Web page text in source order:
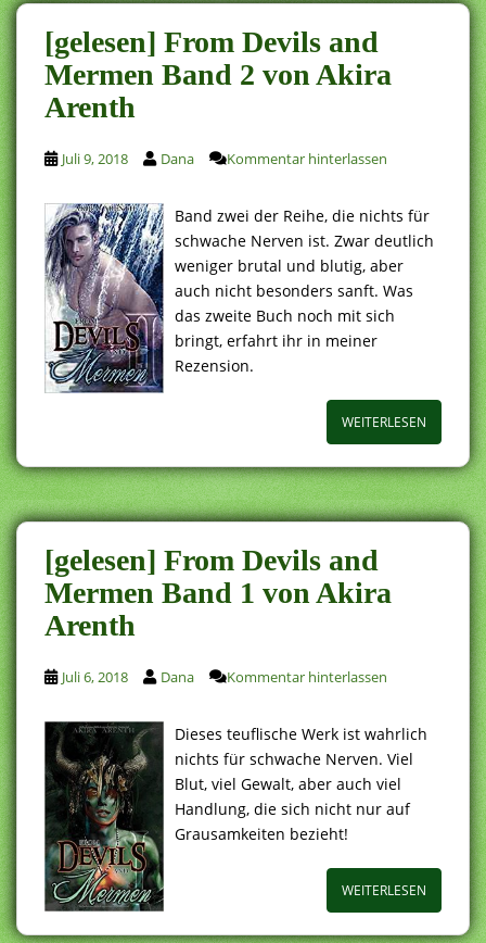
[gelesen] From Devils and
Mermen Band 2 von Akira
Arenth
Juli 9, 2018 Dana Kommentar hinterlassen
Band zwei der Reihe, die nichts für
schwache Nerven ist. Zwar deutlich
weniger brutal und blutig, aber
auch nicht besonders sanft. Was
das zweite Buch noch mit sich
bringt, erfahrt ihr in meiner
Rezension.
WEITERLESEN
[gelesen] From Devils and
Mermen Band 1 von Akira
Arenth
Juli 6, 2018 Dana Kommentar hinterlassen
Dieses teuflische Werk ist wahrlich
nichts für schwache Nerven. Viel
Blut, viel Gewalt, aber auch viel
Handlung, die sich nicht nur auf
Grausamkeiten bezieht!
WEITERLESEN